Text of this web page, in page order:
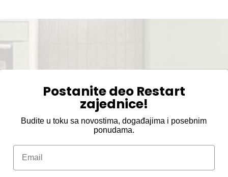
Postanite deo Restart
zajednice!
Budite u toku sa novostima, događajima i posebnim
ponudama.
Email